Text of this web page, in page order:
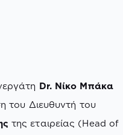
Dr. Νίκο Μπάκα
του Διευθυντή του
της εταιρείας (Head of